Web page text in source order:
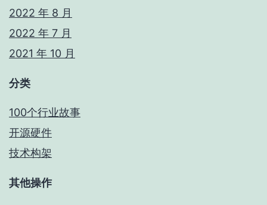
2022 年 8 月
2022 年 7 月
2021 年 10 月
分类
100个行业故事
开源硬件
技术构架
其他操作